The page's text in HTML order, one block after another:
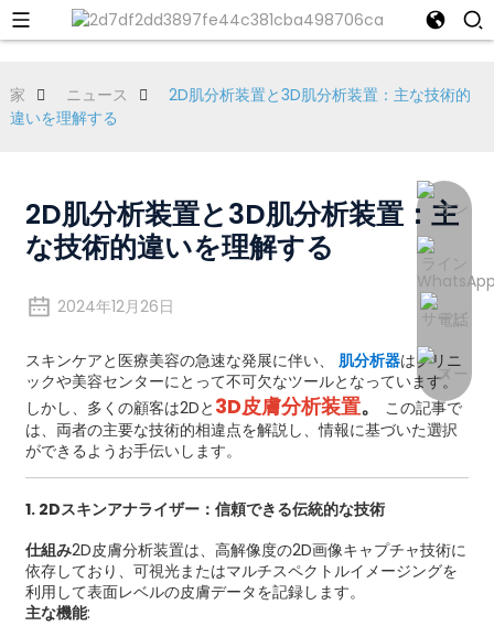
家 ニュース
2D肌分析装置と3D肌分析装置：主な技術的
違いを理解する
2D肌分析装置と3D肌分析装置：主
な技術的違いを理解する
2024年12月26日
スキンケアと医療美容の急速な発展に伴い、 肌分析器はクリニ
ックや美容センターにとって不可欠なツールとなっています。
しかし、多くの顧客は2Dと 3D皮膚分析装置。
この記事で
は、両者の主要な技術的相違点を解説し、情報に基づいた選択
ができるようお手伝いします。
1. 2Dスキンアナライザー：信頼できる伝統的な技術
仕組み2D皮膚分析装置は、高解像度の2D画像キャプチャ技術に
依存しており、可視光またはマルチスペクトルイメージングを
利用して表面レベルの皮膚データを記録します。
主な機能: